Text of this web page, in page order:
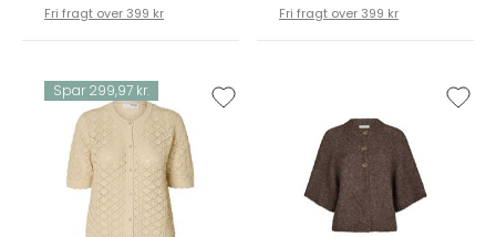
Fri fragt over 399 kr Fri fragt over 399 kr
Spar 299,97 kr.